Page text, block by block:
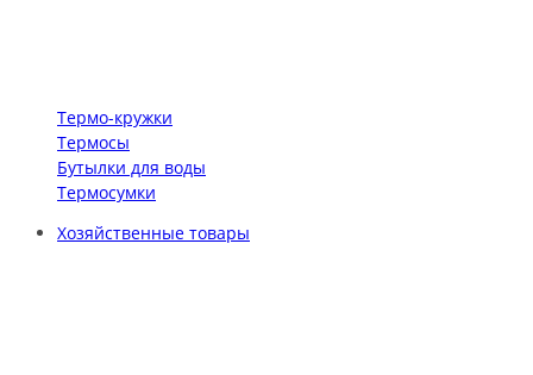
Термо-кружки
Термосы
Бутылки для воды
Термосумки
Хозяйственные товары